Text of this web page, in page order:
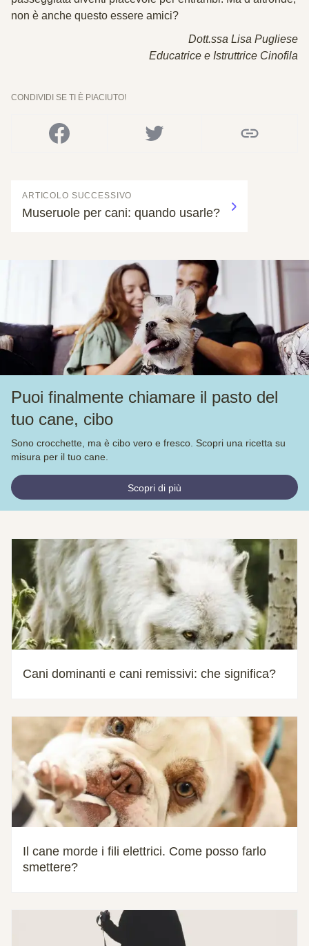
non è anche questo essere amici?
Dott.ssa Lisa Pugliese
Educatrice e Istruttrice Cinofila
CONDIVIDI SE TI È PIACIUTO!
ARTICOLO SUCCESSIVO
Museruole per cani: quando usarle?
Puoi finalmente chiamare il pasto del
tuo cane, cibo
Sono crocchette, ma è cibo vero e fresco. Scopri una ricetta su
misura per il tuo cane.
Scopri di più
Cani dominanti e cani remissivi: che significa?
Il cane morde i fili elettrici. Come posso farlo
smettere?